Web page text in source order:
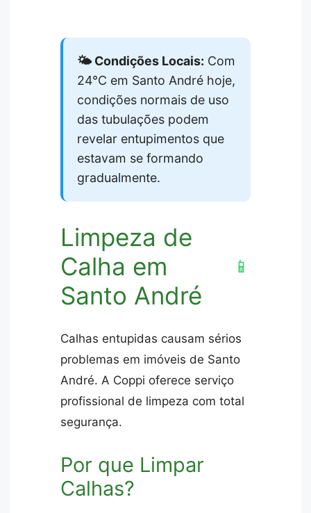
🌤️ Condições Locais: Com
24°C em Santo André hoje,
condições normais de uso
das tubulações podem
revelar entupimentos que
estavam se formando
gradualmente.
Limpeza de
Calha em
Santo André
📱
Calhas entupidas causam sérios
problemas em imóveis de Santo
André. A Coppi oferece serviço
profissional de limpeza com total
segurança.
Por que Limpar
Calhas?